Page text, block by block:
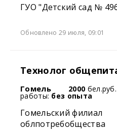
ГУО "Детский сад №
Обновлено 29 июля, 09:01
Технолог
Гомель 2000 бел.руб.
работы: без опыта
Гомельский филиал
облпотребобщества